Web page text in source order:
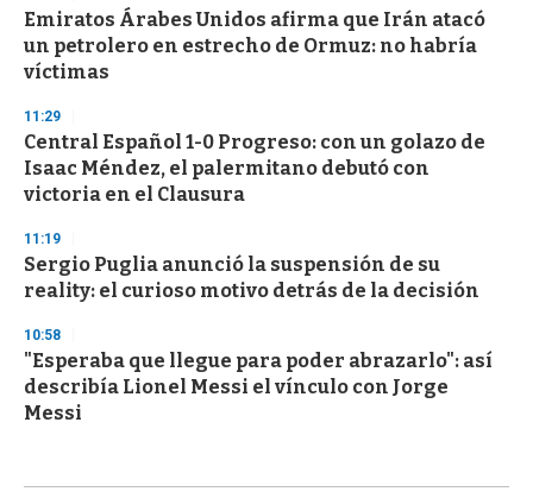
Emiratos Árabes Unidos afirma que Irán atacó
un petrolero en estrecho de Ormuz: no habría
víctimas
11:29
Central Español 1-0 Progreso: con un golazo de
Isaac Méndez, el palermitano debutó con
victoria en el Clausura
11:19
Sergio Puglia anunció la suspensión de su
reality: el curioso motivo detrás de la decisión
10:58
"Esperaba que llegue para poder abrazarlo": así
describía Lionel Messi el vínculo con Jorge
Messi